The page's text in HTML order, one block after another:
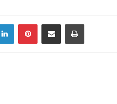
LinkedinPinterestCompartilhar via e-mail Imprimir